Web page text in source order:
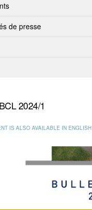
de presse
2024/1
IS ALSO AVAILABLE IN ENGLISH